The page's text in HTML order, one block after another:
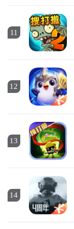
11
12
13
14